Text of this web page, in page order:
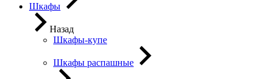
Шкафы
Назад
Шкафы-купе
Шкафы распашные